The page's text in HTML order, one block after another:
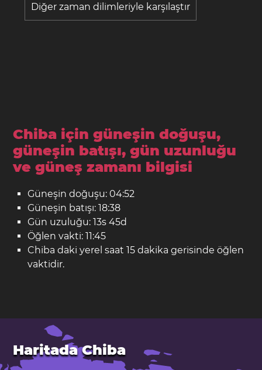
Diğer zaman dilimleriyle karşılaştır
Chiba için güneşin doğuşu,
güneşin batışı, gün uzunluğu
ve güneş zamanı bilgisi
Güneşin doğuşu: 04:52
Güneşin batışı: 18:38
Gün uzuluğu: 13s 45d
Öğlen vakti: 11:45
Chiba daki yerel saat 15 dakika gerisinde öğlen
vaktidir.
Haritada Chiba